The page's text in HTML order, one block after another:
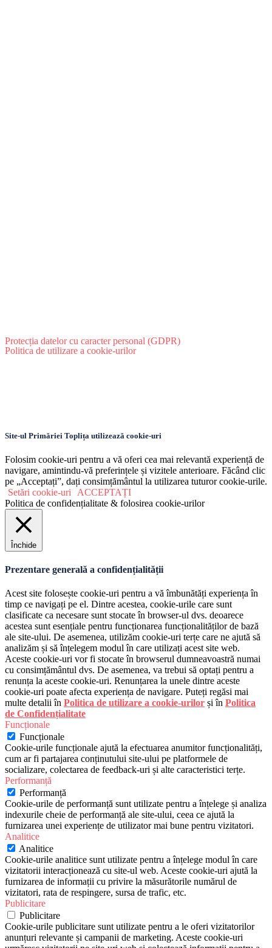
Protecția datelor cu caracter personal (GDPR)
Politica de utilizare a cookie-urilor
Site-ul Primăriei Toplița utilizează cookie-uri
Folosim cookie-uri pentru a vă oferi cea mai relevantă experiență de
navigare, amintindu-vă preferințele și vizitele anterioare. Făcând clic
pe „Acceptați”, dați consimțământul la utilizarea tuturor cookie-urile.
Setări cookie-uri
ACCEPTAȚI
Politica de confidențialitate & folosirea cookie-urilor
Închide
Prezentare generală a confidențialității
Acest site folosește cookie-uri pentru a vă îmbunătăți experiența în
timp ce navigați pe el. Dintre acestea, cookie-urile care sunt
clasificate ca necesare sunt stocate în browser-ul dvs. deoarece
acestea sunt esențiale pentru funcționarea funcționalităților de bază
ale site-ului. De asemenea, utilizăm cookie-uri terțe care ne ajută să
analizăm și să înțelegem modul în care utilizați acest site web.
Aceste cookie-uri vor fi stocate în browserul dumneavoastră numai
cu consimțământul dvs. De asemenea, va trebui să optați pentru a
renunța la aceste cookie-uri. Renunțarea la unele dintre aceste
cookie-uri poate afecta experiența de navigare. Puteți regăsi mai
multe detalii în Politica de utilizare a cookie-urilor și în Politica
de Confidențialitate
Funcționale
Funcționale
Cookie-urile funcționale ajută la efectuarea anumitor funcționalități,
cum ar fi partajarea conținutului site-ului pe platformele de
socializare, colectarea de feedback-uri și alte caracteristici terțe.
Performanță
Performanță
Cookie-urile de performanță sunt utilizate pentru a înțelege și analiza
indexurile cheie de performanță ale site-ului, ceea ce ajută la
furnizarea unei experiențe de utilizator mai bune pentru vizitatori.
Analitice
Analitice
Cookie-urile analitice sunt utilizate pentru a înțelege modul în care
vizitatorii interacționează cu site-ul web. Aceste cookie-uri ajută la
furnizarea de informații cu privire la măsurătorile numărul de
vizitatori, rata de respingere, sursa de trafic, etc.
Publicitare
Publicitare
Cookie-urile publicitare sunt utilizate pentru a le oferi vizitatorilor
anunțuri relevante și campanii de marketing. Aceste cookie-uri